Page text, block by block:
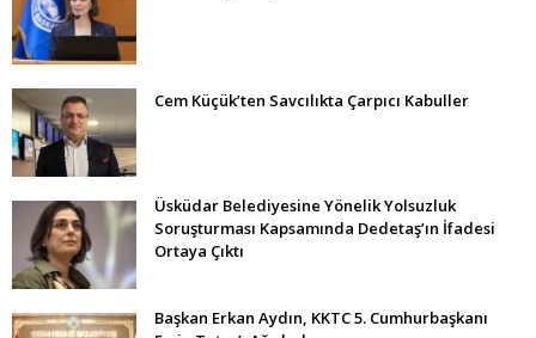
Cem Küçük’ten Savcılıkta Çarpıcı Kabuller
Üsküdar Belediyesine Yönelik Yolsuzluk
Soruşturması Kapsamında Dedetaş’ın İfadesi
Ortaya Çıktı
Başkan Erkan Aydın, KKTC 5. Cumhurbaşkanı